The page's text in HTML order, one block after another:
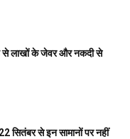
से लाखों के जेवर और नकदी से
सितंबर से इन सामानों पर नहीं